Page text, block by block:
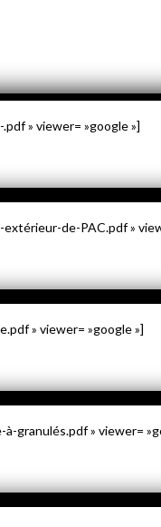
» viewer= »google »]
de-PAC.pdf »
» viewer= »google »]
granulés.pdf » viewer=